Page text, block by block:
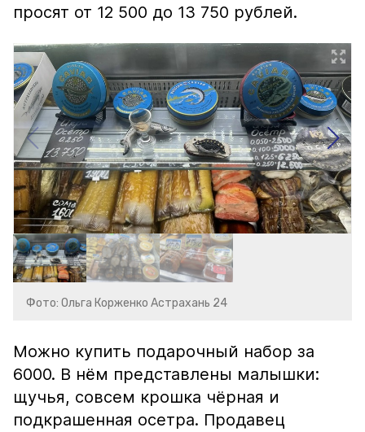
просят от 12 500 до 13 750 рублей.
Фото: Ольга Корженко Астрахань 24
Можно купить подарочный набор за
6000. В нём представлены малышки:
щучья, совсем крошка чёрная и
подкрашенная осетра. Продавец